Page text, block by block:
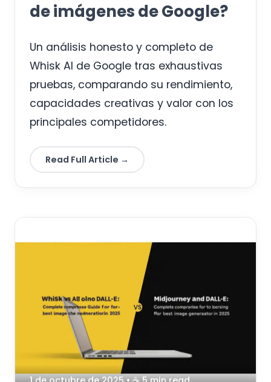
de imágenes de Google?
Un análisis honesto y completo de
Whisk AI de Google tras exhaustivas
pruebas, comparando su rendimiento,
capacidades creativas y valor con los
principales competidores.
Read Full Article →